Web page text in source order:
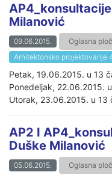
Milanović
09.06.2015.
Oglasna
Arhitektonsko projektovanje
Petak, 19.06.2015. u 13
Ponedeljak, 22.06.2015.
Utorak, 23.06.2015. u 13
AP2 I
Duške Milanović
05.06.2015.
Oglasna